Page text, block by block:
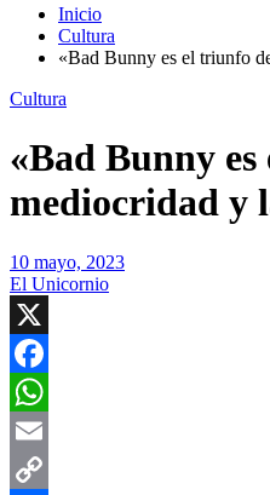
Inicio
Cultura
«Bad Bunny es el triunfo
Cultura
«Bad Bunny
mediocridad y
10 mayo, 2023
El Unicornio
X
Facebook
WhatsApp
Email